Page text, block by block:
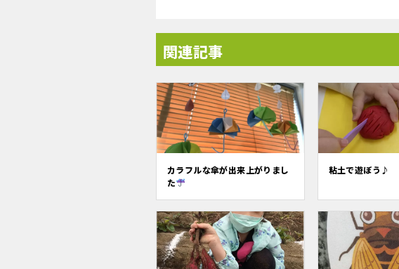
関連記事
カラフルな傘が出来上がりまし
た
粘土で遊ぼう♪